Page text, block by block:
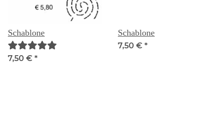
Schablone
7,50 € *
Schablone
7,50 € *